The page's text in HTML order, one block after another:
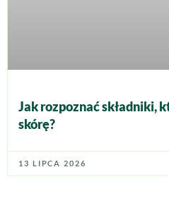
Jak rozpoznać składniki,
skórę?
13 LIPCA 2026